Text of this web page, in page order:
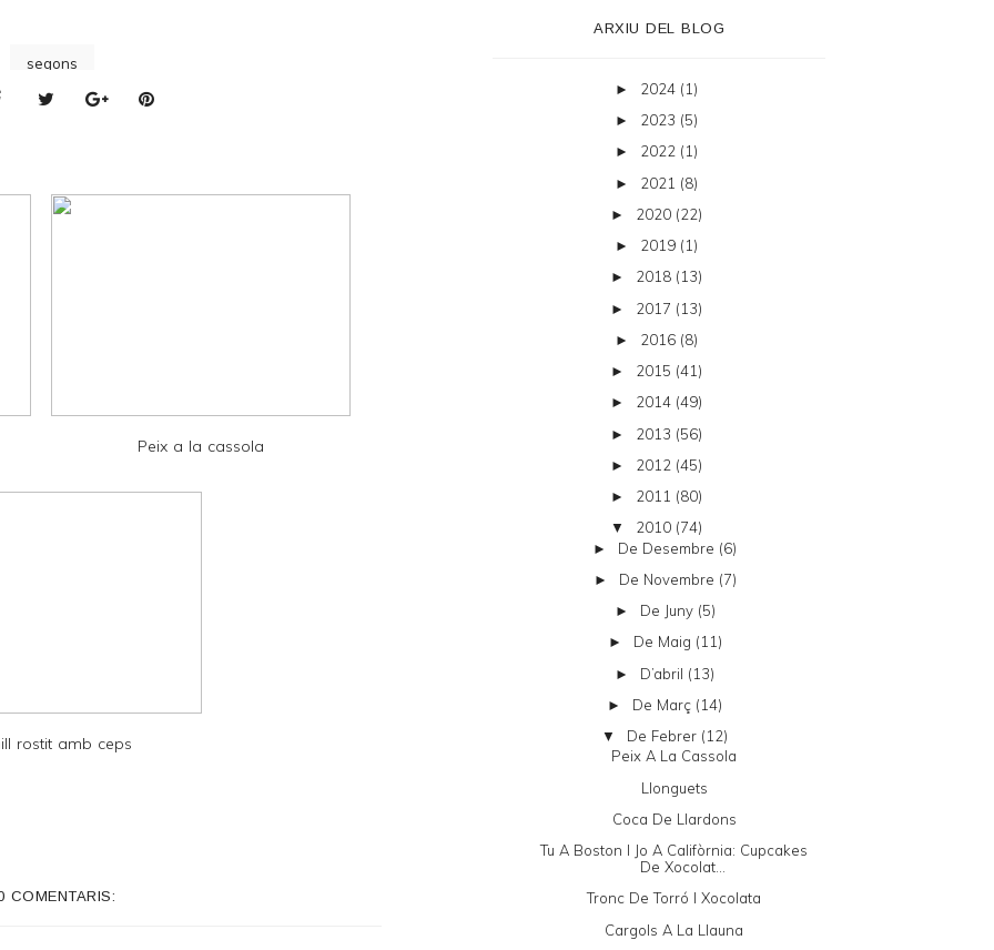
segons
Peix a la cassola
rostit amb ceps
COMENTARIS:
ARXIU DEL BLOG
► 2024 (1)
► 2023 (5)
► 2022 (1)
► 2021 (8)
► 2020 (22)
► 2019 (1)
► 2018 (13)
► 2017 (13)
► 2016 (8)
► 2015 (41)
► 2014 (49)
► 2013 (56)
► 2012 (45)
► 2011 (80)
▼ 2010 (74)
► De Desembre (6)
► De Novembre (7)
► De Juny (5)
► De Maig (11)
► D’abril (13)
► De Març (14)
▼ De Febrer (12)
Peix A La Cassola
Llonguets
Coca De Llardons
Tu A Boston I Jo A Califòrnia: Cupcakes
De Xocolat...
Tronc De Torró I Xocolata
Cargols A La Llauna